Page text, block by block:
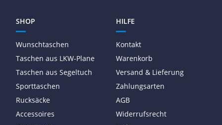
SHOP
Wunschtaschen
Taschen aus LKW-Plane
Taschen aus Segeltuch
Sporttaschen
Rucksäcke
Accessoires
HILFE
Kontakt
Warenkorb
Versand & Lieferung
Zahlungsarten
AGB
Widerrufsrecht